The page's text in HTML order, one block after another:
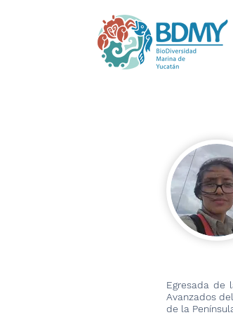
Egresada de
Avanzados
de la